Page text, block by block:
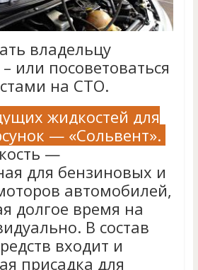
владельцу
или посоветоваться
на СТО.
жидкостей для
— «Сольвент».
—
для бензиновых и
автомобилей,
долгое время на
В состав
входит и
присадка для